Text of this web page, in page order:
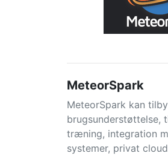
MeteorSpark
MeteorSpark kan
brugsunderstøttelse,
træning, integration
systemer, privat